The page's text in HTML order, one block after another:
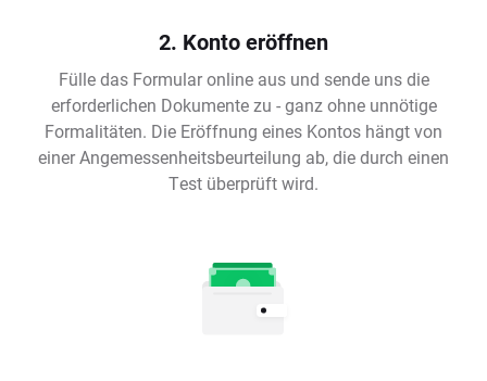
2. Konto eröffnen
Fülle das Formular online aus und sende uns die
erforderlichen Dokumente zu - ganz ohne unnötige
Formalitäten. Die Eröffnung eines Kontos hängt von
einer Angemessenheitsbeurteilung ab, die durch einen
Test überprüft wird.